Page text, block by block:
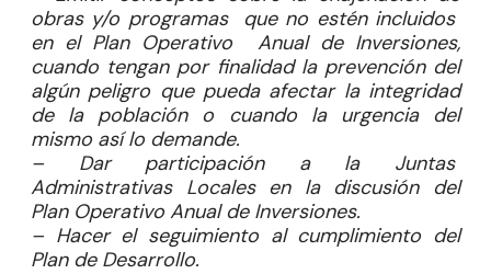
obras y/o programas que no estén incluidos
en el Plan Operativo Anual de Inversiones,
cuando tengan por finalidad la prevención del
algún peligro que pueda afectar la integridad
de la población o cuando la urgencia del
mismo así lo demande.
– Dar participación a la Juntas
Administrativas Locales en la discusión del
Plan Operativo Anual de Inversiones.
– Hacer el seguimiento al cumplimiento del
Plan de Desarrollo.